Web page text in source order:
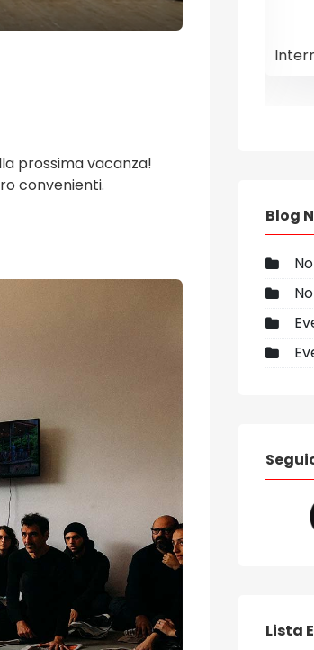
prossima vacanza!
convenienti.
13 eventi
Blog
Lista